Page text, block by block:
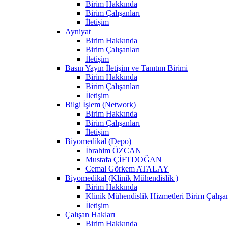
Birim Hakkında
Birim Çalışanları
İletişim
Ayniyat
Birim Hakkında
Birim Çalışanları
İletişim
Basın Yayın İletişim ve Tanıtım Birimi
Birim Hakkında
Birim Çalışanları
İletişim
Bilgi İşlem (Network)
Birim Hakkında
Birim Çalışanları
İletişim
Biyomedikal (Depo)
İbrahim ÖZCAN
Mustafa ÇİFTDOĞAN
Cemal Görkem ATALAY
Biyomedikal (Klinik Mühendislik )
Birim Hakkında
Klinik Mühendislik Hizmetleri Birim
İletişim
Çalışan Hakları
Birim Hakkında